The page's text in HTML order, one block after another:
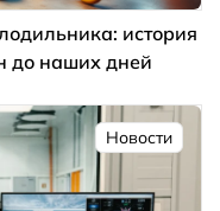
история
до наших дней
Новости